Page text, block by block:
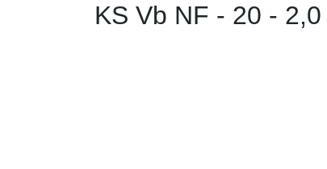
KS Vb NF - 20 - 2,0